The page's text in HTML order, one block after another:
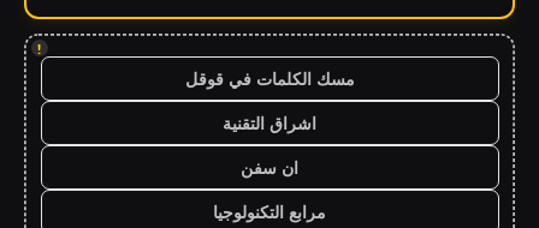
!
مسك الكلمات في قوقل
اشراق التقنية
ان سفن
مرابع التكنولوجيا